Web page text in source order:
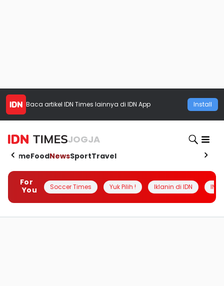
Baca artikel IDN Times lainnya di IDN App Install
JOGJA
HomeFoodNewsSportTravel
For
You
Soccer Times Yuk Pilih ! Iklanin di IDN